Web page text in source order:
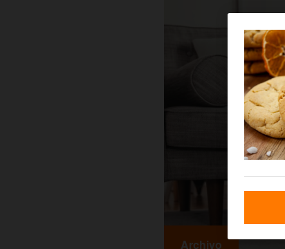
Archivo